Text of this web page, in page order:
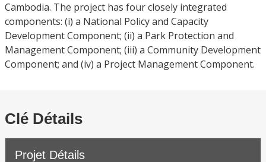
Cambodia. The project has four closely integrated
components: (i) a National Policy and Capacity
Development Component; (ii) a Park Protection and
Management Component; (iii) a Community Development
Component; and (iv) a Project Management Component.
Clé Détails
Projet Détails